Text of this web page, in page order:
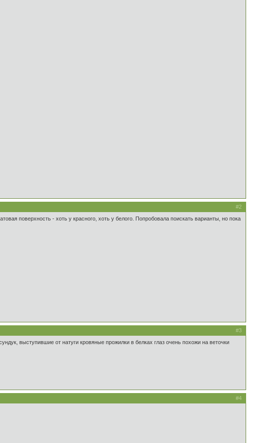
#2
поверхность - хоть у красного, хоть у белого. Попробовала поискать варианты, но пока
#3
выступившие от натуги кровяные прожилки в белках глаз очень похожи на веточки
#4